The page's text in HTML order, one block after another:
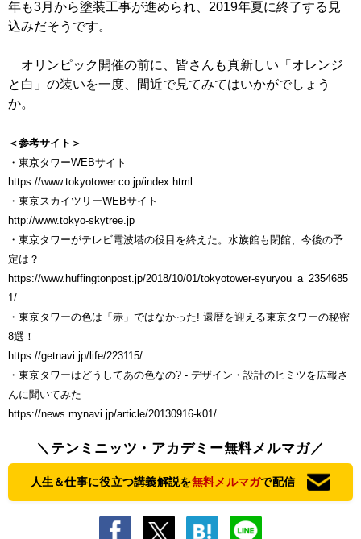
年も3月から塗装工事が進められ、2019年夏に終了する見
込みだそうです。
オリンピック開催の前に、皆さんも真新しい「オレンジ
と白」の装いを一度、間近で見てみてはいかがでしょう
か。
＜参考サイト＞
・東京タワーWEBサイト
https://www.tokyotower.co.jp/index.html
・東京スカイツリーWEBサイト
http://www.tokyo-skytree.jp
・東京タワーがテレビ電波塔の役目を終えた。水族館も閉館、今後の予
定は？
https://www.huffingtonpost.jp/2018/10/01/tokyotower-syuryou_a_2354685
1/
・東京タワーの色は「赤」ではなかった! 還暦を迎える東京タワーの秘密
8選！
https://getnavi.jp/life/223115/
・東京タワーはどうしてあの色なの? - デザイン・設計のヒミツを広報さ
んに聞いてみた
https://news.mynavi.jp/article/20130916-k01/
＼テンミニッツ・アカデミー無料メルマガ／
人生＆仕事に役立つ講義解説を無料メルマガで配信